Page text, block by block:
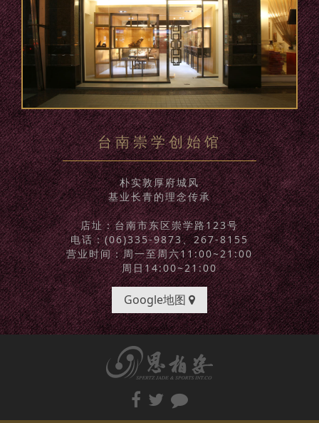
台南崇学创始馆
朴实敦厚府城风
基业长青的理念传承
店址：台南市东区崇学路123号
电话：(06)335-9873、267-8155
营业时间：周一至周六11:00~21:00
周日14:00~21:00
Google地图